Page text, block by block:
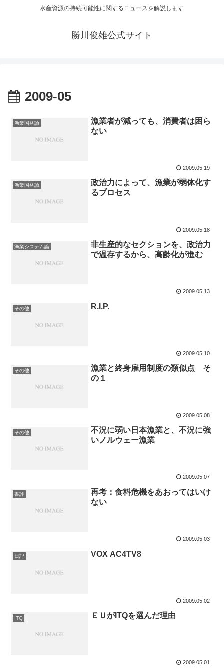
水産資源の持続可能性に関するニュースを解説します
勝川俊雄公式サイト
2009-05
漁業国益論
漁業者が減っても、消費者は困ら
ない
2009.05.19
漁業国益論
政治力によって、漁業が弱体化す
るプロセス
2009.05.18
漁業システム論
非生産的なセクションを、政治力
で温存するから、高齢化が進む
2009.05.13
その他 R.I.P.
2009.05.10
その他
漁業と終身雇用制度の類似点 そ
の１
2009.05.08
その他
不況に弱い日本漁業と、不況に強
いノルウェー漁業
2009.05.07
書評
再考：食料危機をあおってはいけ
ない
2009.05.03
日記 VOX AC4TV8
2009.05.02
ITQ ＥＵがITQを選んだ理由
2009.05.01